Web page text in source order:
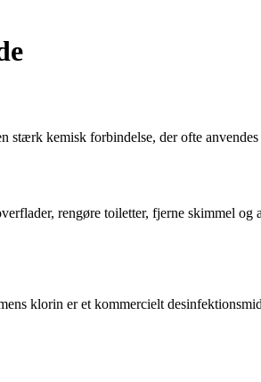
kemisk forbindelse, der ofte
rengøre toiletter, fjerne skimmel
klorin er et kommercielt